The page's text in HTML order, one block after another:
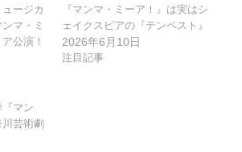
ージカ
マ・ミ
公演！
『マンマ・ミーア！』は実はシ
ェイクスピアの『テンペスト』
2026年6月10日
注目記事
『マン
芸術劇